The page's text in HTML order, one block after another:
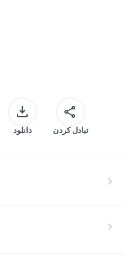
دانلود تبادل کردن